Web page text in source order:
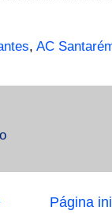
, AC
Página